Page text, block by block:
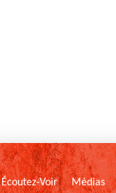
Écoutez-Voir Médias